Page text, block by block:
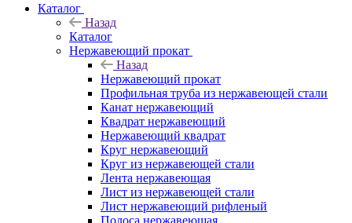
Каталог
Назад
Каталог
Нержавеющий прокат
Назад
Нержавеющий прокат
Профильная труба из нержавеющей стали
Канат нержавеющий
Квадрат нержавеющий
Нержавеющий квадрат
Круг нержавеющий
Круг из нержавеющей стали
Лента нержавеющая
Лист из нержавеющей стали
Лист нержавеющий рифленый
Полоса нержавеющая